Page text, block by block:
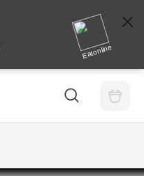
Eatonline